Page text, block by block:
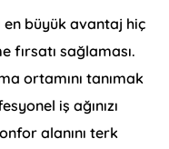
en büyük avantaj hiç
fırsatı sağlaması.
ortamını tanımak
iş ağınızı
alanını terk